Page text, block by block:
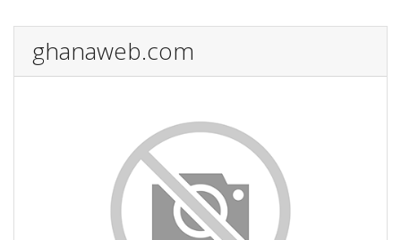
ghanaweb.com